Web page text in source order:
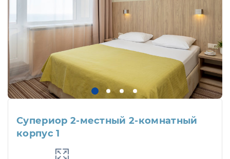
Супериор 2-местный 2-комнатный
корпус 1